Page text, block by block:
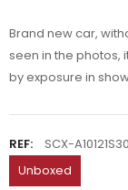
Brand new car,
seen in the photos,
by exposure in
REF:
SCX-
Unboxed